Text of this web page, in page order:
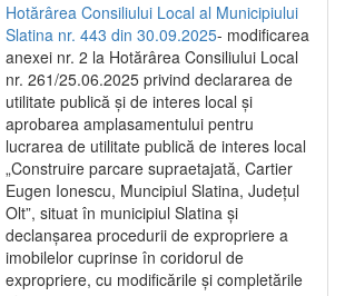
Hotărârea Consiliului Local al Municipiului
Slatina nr. 443 din 30.09.2025- modificarea
anexei nr. 2 la Hotărârea Consiliului Local
nr. 261/25.06.2025 privind declararea de
utilitate publică şi de interes local şi
aprobarea amplasamentului pentru
lucrarea de utilitate publică de interes local
„Construire parcare supraetajată, Cartier
Eugen Ionescu, Muncipiul Slatina, Judeţul
Olt”, situat în municipiul Slatina şi
declanşarea procedurii de expropriere a
imobilelor cuprinse în coridorul de
expropriere, cu modificările şi completările